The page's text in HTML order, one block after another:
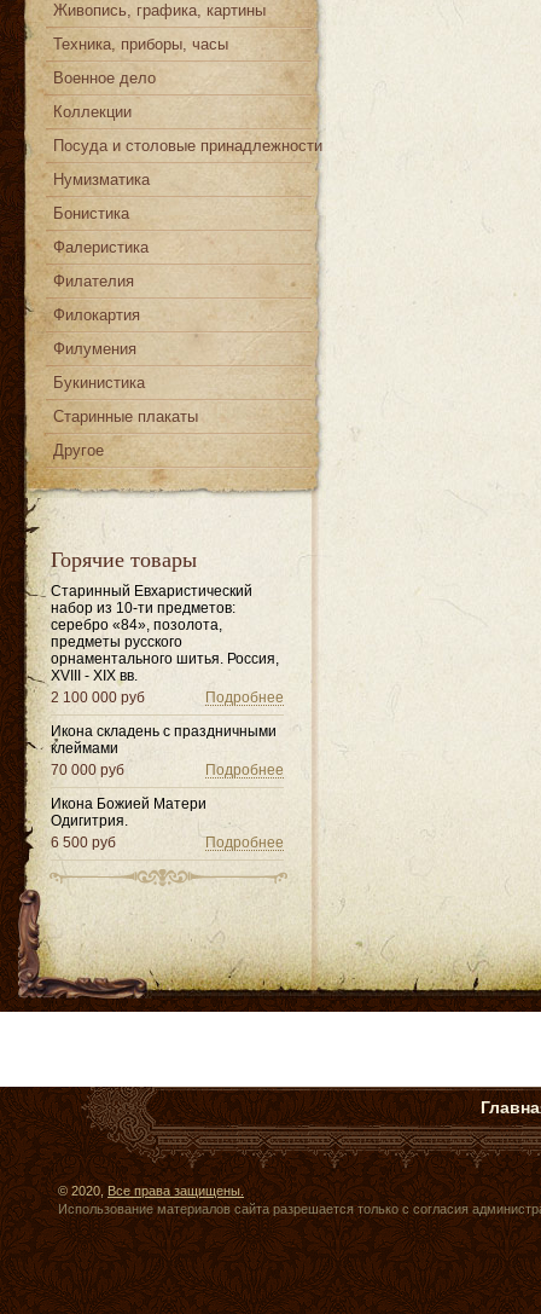
Живопись, графика, картины
Техника, приборы, часы
Военное дело
Коллекции
Посуда и столовые принадлежности
Нумизматика
Бонистика
Фалеристика
Филателия
Филокартия
Филумения
Букинистика
Старинные плакаты
Другое
Горячие товары
Старинный Евхаристический
набор из 10-ти предметов:
серебро «84», позолота,
предметы русского
орнаментального шитья. Россия,
XVIII - XIX вв.
Подробнее
2 100 000 руб
Икона складень с праздничными
клеймами
Подробнее
70 000 руб
Икона Божией Матери
Одигитрия.
Подробнее
6 500 руб
© 2020, Все права защищены.
Использование материалов сайта разрешается только с согласия